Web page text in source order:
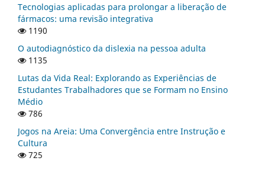
Tecnologias aplicadas para prolongar a liberação de
fármacos: uma revisão integrativa
1190
O autodiagnóstico da dislexia na pessoa adulta
1135
Lutas da Vida Real: Explorando as Experiências de
Estudantes Trabalhadores que se Formam no Ensino
Médio
786
Jogos na Areia: Uma Convergência entre Instrução e
Cultura
725